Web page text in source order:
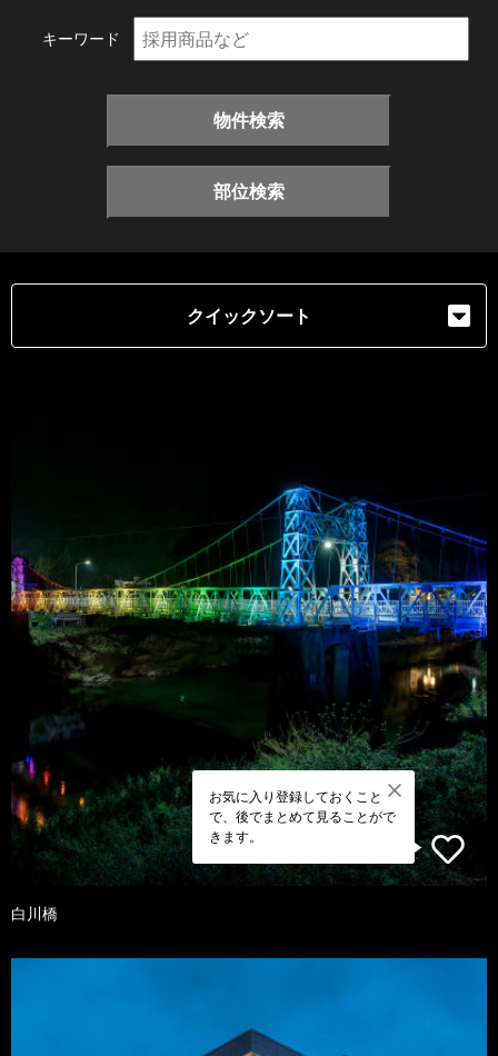
キーワード
物件検索
部位検索
クイックソート
お気に入り登録しておくこと
で、後でまとめて見ることがで
きます。
白川橋